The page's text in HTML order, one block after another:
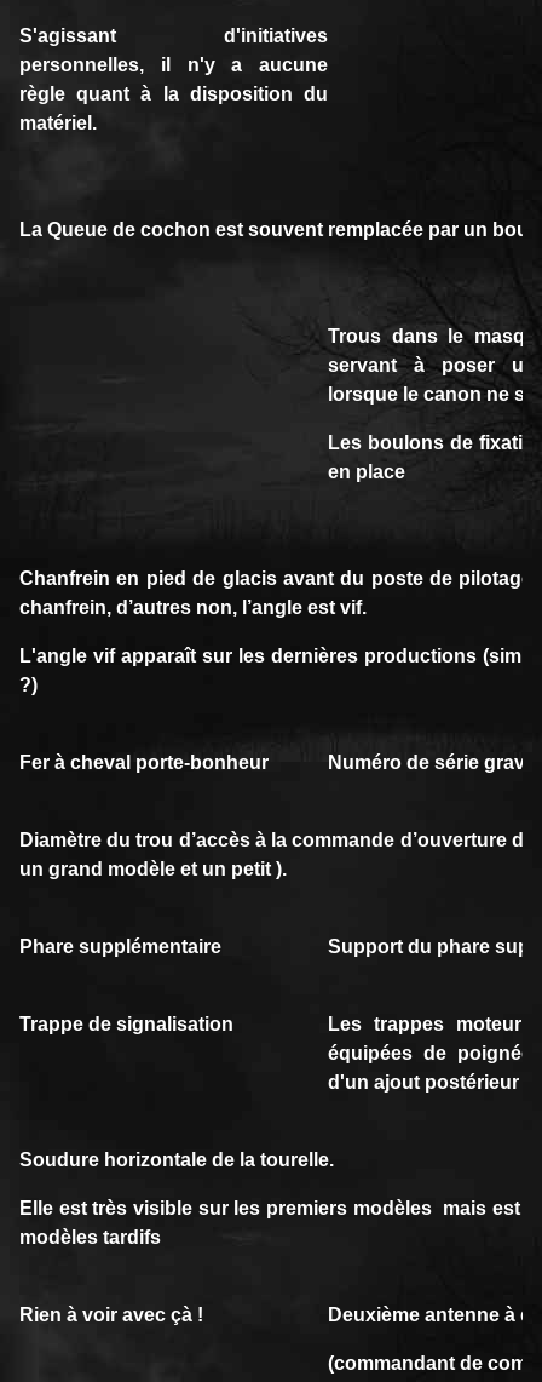
S'agissant d'initiatives
personnelles, il n'y a aucune
règle quant à la disposition du
matériel.
La Queue de cochon est souvent remplacée par un
Trous dans le
servant à poser
lorsque le canon ne
Les boulons de
en place
Chanfrein en pied de glacis avant du poste de
chanfrein, d’autres non, l’angle est vif.
L'angle vif apparaît sur les dernières productions
?)
Fer à cheval porte-bonheur Numéro de série
Diamètre du trou d’accès à la commande d’ouverture
un grand modèle et un petit ).
Phare supplémentaire Support du phare
Trappe de signalisation
Les trappes moteur
équipées de
d'un ajout postérieur à
Soudure horizontale de la tourelle.
Elle est très visible sur les premiers modèles mais est
modèles tardifs
Rien à voir avec çà ! Deuxième antenne à
(commandant de